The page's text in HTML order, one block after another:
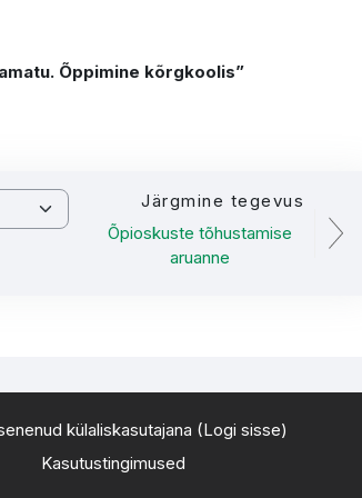
Õppimine kõrgkoolis”
Järgmine tegevus
Õpioskuste tõhustamise
aruanne
külaliskasutajana (Logi sisse)
Kasutustingimused